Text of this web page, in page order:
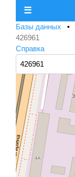
☰
Базы данных •
426961
Справка